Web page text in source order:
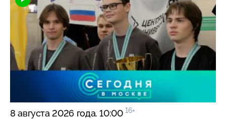
8 августа 2026 года. 10:00 16+